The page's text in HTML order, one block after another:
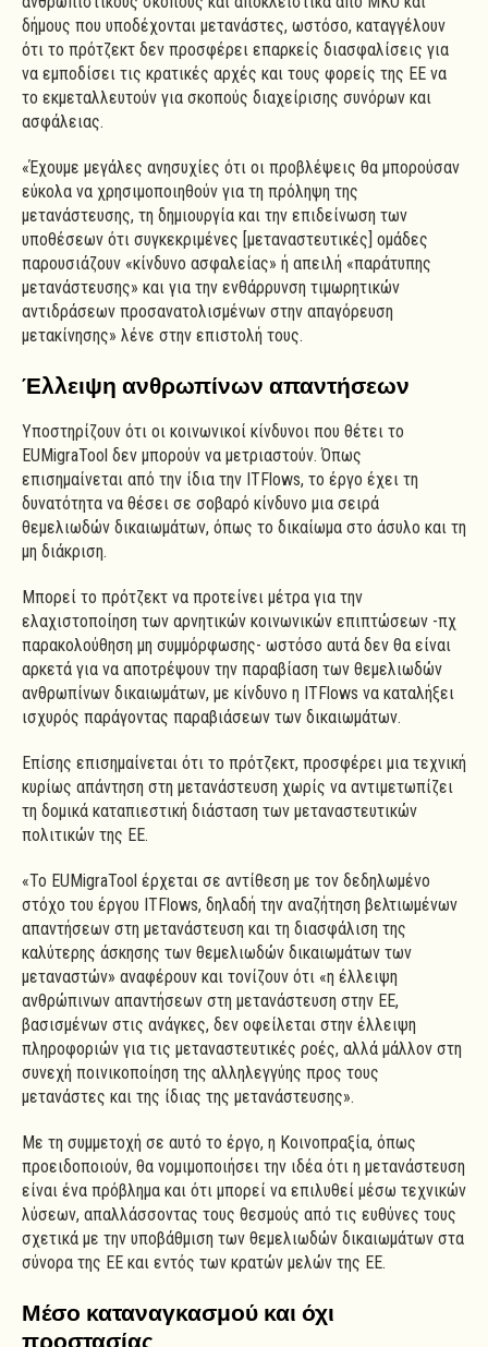
δήμους που υποδέχονται μετανάστες, ωστόσο, καταγγέλουν
ότι το πρότζεκτ δεν προσφέρει επαρκείς διασφαλίσεις για
να εμποδίσει τις κρατικές αρχές και τους φορείς της ΕΕ να
το εκμεταλλευτούν για σκοπούς διαχείρισης συνόρων και
ασφάλειας.
«Έχουμε μεγάλες ανησυχίες ότι οι προβλέψεις θα μπορούσαν
εύκολα να χρησιμοποιηθούν για τη πρόληψη της
μετανάστευσης, τη δημιουργία και την επιδείνωση των
υποθέσεων ότι συγκεκριμένες [μεταναστευτικές] ομάδες
παρουσιάζουν «κίνδυνο ασφαλείας» ή απειλή «παράτυπης
μετανάστευσης» και για την ενθάρρυνση τιμωρητικών
αντιδράσεων προσανατολισμένων στην απαγόρευση
μετακίνησης» λένε στην επιστολή τους.
Έλλειψη ανθρωπίνων απαντήσεων
Υποστηρίζουν ότι οι κοινωνικοί κίνδυνοι που θέτει το
EUMigraTool δεν μπορούν να μετριαστούν. Όπως
επισημαίνεται από την ίδια την ITFlows, το έργο έχει τη
δυνατότητα να θέσει σε σοβαρό κίνδυνο μια σειρά
θεμελιωδών δικαιωμάτων, όπως το δικαίωμα στο άσυλο και τη
μη διάκριση.
Μπορεί το πρότζεκτ να προτείνει μέτρα για την
ελαχιστοποίηση των αρνητικών κοινωνικών επιπτώσεων -πχ
παρακολούθηση μη συμμόρφωσης- ωστόσο αυτά δεν θα είναι
αρκετά για να αποτρέψουν την παραβίαση των θεμελιωδών
ανθρωπίνων δικαιωμάτων, με κίνδυνο η ITFlows να καταλήξει
ισχυρός παράγοντας παραβιάσεων των δικαιωμάτων.
Επίσης επισημαίνεται ότι το πρότζεκτ, προσφέρει μια τεχνική
κυρίως απάντηση στη μετανάστευση χωρίς να αντιμετωπίζει
τη δομικά καταπιεστική διάσταση των μεταναστευτικών
πολιτικών της ΕΕ.
«Το EUMigraTool έρχεται σε αντίθεση με τον δεδηλωμένο
στόχο του έργου ITFlows, δηλαδή την αναζήτηση βελτιωμένων
απαντήσεων στη μετανάστευση και τη διασφάλιση της
καλύτερης άσκησης των θεμελιωδών δικαιωμάτων των
μεταναστών» αναφέρουν και τονίζουν ότι «η έλλειψη
ανθρώπινων απαντήσεων στη μετανάστευση στην ΕΕ,
βασισμένων στις ανάγκες, δεν οφείλεται στην έλλειψη
πληροφοριών για τις μεταναστευτικές ροές, αλλά μάλλον στη
συνεχή ποινικοποίηση της αλληλεγγύης προς τους
μετανάστες και της ίδιας της μετανάστευσης».
Με τη συμμετοχή σε αυτό το έργο, η Κοινοπραξία, όπως
προειδοποιούν, θα νομιμοποιήσει την ιδέα ότι η μετανάστευση
είναι ένα πρόβλημα και ότι μπορεί να επιλυθεί μέσω τεχνικών
λύσεων, απαλλάσσοντας τους θεσμούς από τις ευθύνες τους
σχετικά με την υποβάθμιση των θεμελιωδών δικαιωμάτων στα
σύνορα της ΕΕ και εντός των κρατών μελών της ΕΕ.
Μέσο καταναγκασμού και όχι
προστασίας